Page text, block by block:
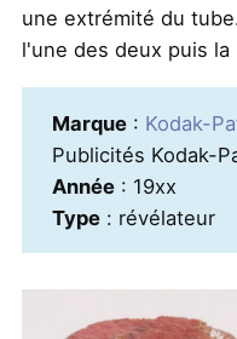
une extrémité du
l'une des deux puis la
Marque: Kodak-
Publicités Kodak-
Année: 19xx
Type: révélateur